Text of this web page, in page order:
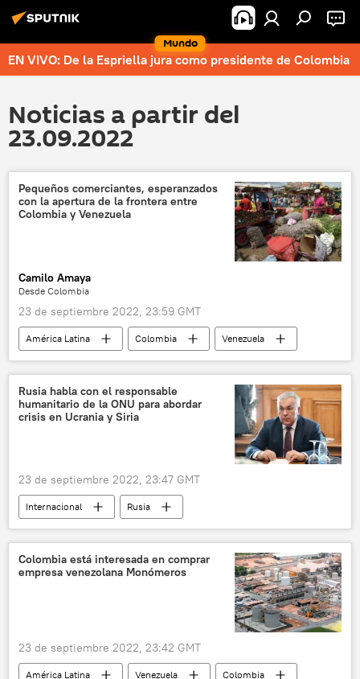
Mundo
EN VIVO: De la Espriella jura como presidente de Colombia
Noticias a partir del
23.09.2022
Pequeños comerciantes, esperanzados
con la apertura de la frontera entre
Colombia y Venezuela
Camilo Amaya
Desde Colombia
23 de septiembre 2022, 23:59 GMT
América Latina Colombia
Venezuela
comercio
criminales
ilegalidad
contrabando
📈 Mercados y finanzas
📝 Reportajes
📰 Restablecimiento de las relaciones entre Colombia y Venezuela
Rusia habla con el responsable
humanitario de la ONU para abordar
crisis en Ucrania y Siria
23 de septiembre 2022, 23:47 GMT
Internacional
Rusia
Serguéi Vershinin
ONU
Ucrania
Siria
📰 El acuerdo alimentario de Estambul
Colombia está interesada en comprar
empresa venezolana Monómeros
23 de septiembre 2022, 23:42 GMT
América Latina Venezuela
Colombia